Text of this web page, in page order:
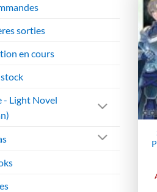
sorties
en cours
- Light Novel